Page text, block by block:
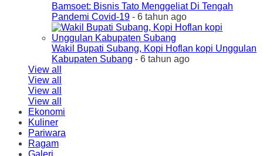
Bamsoet: Bisnis Tato Menggeliat Di Tengah
Pandemi Covid-19 - 6 tahun ago
Wakil Bupati Subang, Kopi Hoflan kopi Unggulan
Kabupaten Subang - 6 tahun ago
View all
View all
View all
View all
Ekonomi
Kuliner
Pariwara
Ragam
Galeri